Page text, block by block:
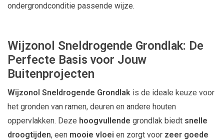
ondergrondconditie passende wijze.
Wijzonol Sneldrogende Grondlak: De
Perfecte Basis voor Jouw
Buitenprojecten
Wijzonol Sneldrogende Grondlak is de ideale keuze voor
het gronden van ramen, deuren en andere houten
oppervlakken. Deze hoogvullende grondlak biedt snelle
droogtijden, een mooie vloei en zorgt voor zeer goede